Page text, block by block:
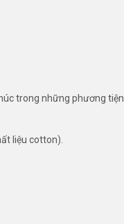
trong những phương tiện
liệu cotton).